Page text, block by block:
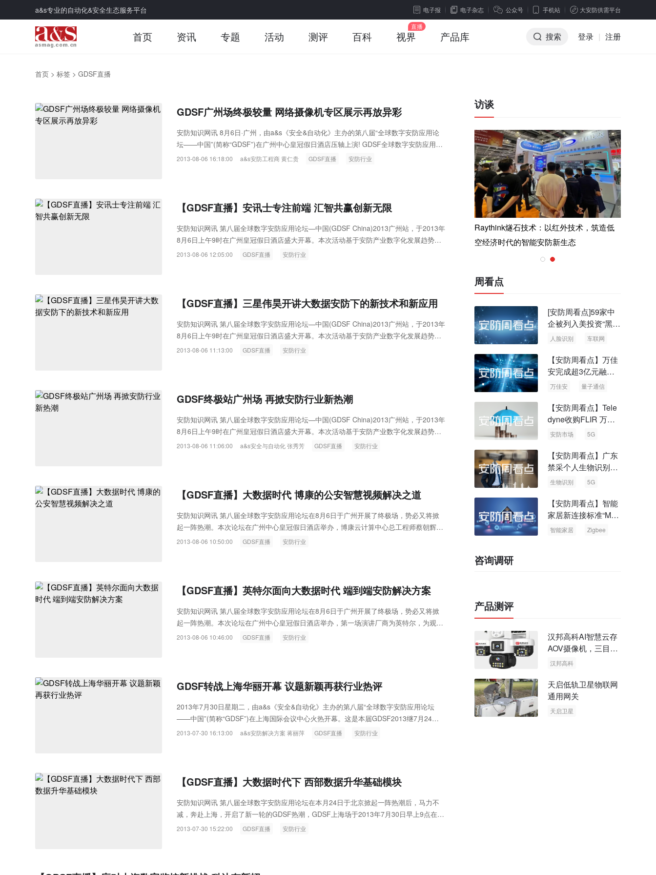
a&s专业的自动化&安全生态服务平台 电子报 电子杂志 公众号 手机站 大安防供需平台
首页 资讯 专题 活动 测评 百科 视界 产品库 搜索 登录 | 注册
首页 > 标签 > GDSF直播
GDSF广州场终极较量 网络摄像机专区展示再放异彩
安防知识网讯 8月6日·广州，由a&s《安全&自动化》主办的第八届“全球数字安防应用论
坛——中国”(简称“GDSF”)在广州中心皇冠假日酒店压轴上演! GDSF全球数字安防应用论
坛自北京、上海两站成功举办以来，备受好评，而本次广州站亦同样反响热烈。
2013-08-06 16:18:00 a&s安防工程商 黄仁贵 GDSF直播 安防行业
【GDSF直播】安讯士专注前端 汇智共赢创新无限
安防知识网讯 第八届全球数字安防应用论坛—中国(GDSF China)2013广州站，于2013年
8月6日上午9时在广州皇冠假日酒店盛大开幕。本次活动基于安防产业数字化发展趋势，
聚集产业内的佼佼者，面向 各个行业用户、集成商/工程商、设备供应商等，为其提供最
2013-08-06 12:05:00 GDSF直播 安防行业
【GDSF直播】三星伟昊开讲大数据安防下的新技术和新应用
安防知识网讯 第八届全球数字安防应用论坛—中国(GDSF China)2013广州站，于2013年
8月6日上午9时在广州皇冠假日酒店盛大开幕。本次活动基于安防产业数字化发展趋势，
聚集产业内的佼佼者，面向各个行业用户、集成商/工程商、设备供应商等，为其提供最新
2013-08-06 11:13:00 GDSF直播 安防行业
GDSF终极站广州场 再掀安防行业新热潮
安防知识网讯 第八届全球数字安防应用论坛—中国(GDSF China)2013广州站，于2013年
8月6日上午9时在广州皇冠假日酒店盛大开幕。本次活动基于安防产业数字化发展趋势，
聚集产业内的佼佼者，面向各个行业用户、集成商/工程商、设备供应商等，为其提供最新
2013-08-06 11:06:00 a&s安全与自动化 张秀芳 GDSF直播 安防行业
【GDSF直播】大数据时代 博康的公安智慧视频解决之道
安防知识网讯 第八届全球数字安防应用论坛在8月6日于广州开展了终极场，势必又将掀
起一阵热潮。本次论坛在广州中心皇冠假日酒店举办，博康云计算中心总工程师蔡朝辉为
大家演讲《大数据时代的公安智慧视频解决之道》，讲述如何抓住大数据的商机。
2013-08-06 10:50:00 GDSF直播 安防行业
【GDSF直播】英特尔面向大数据时代 端到端安防解决方案
安防知识网讯 第八届全球数字安防应用论坛在8月6日于广州开展了终极场，势必又将掀
起一阵热潮。本次论坛在广州中心皇冠假日酒店举办，第一场演讲厂商为英特尔，为观众
带来《大数据时代，英特尔提出的端到端安防解决方案》。
2013-08-06 10:46:00 GDSF直播 安防行业
GDSF转战上海华丽开幕 议题新颖再获行业热评
2013年7月30日星期二，由a&s《安全&自动化》主办的第八届“全球数字安防应用论坛
——中国”(简称“GDSF”)在上海国际会议中心火热开幕。这是本届GDSF2013继7月24日
首场北京站后的第二场巡演战，现场火爆程度有增无减。
2013-07-30 16:13:00 a&s安防解决方案 蒋丽萍 GDSF直播 安防行业
【GDSF直播】大数据时代下 西部数据升华基础模块
安防知识网讯 第八届全球数字安防应用论坛在本月24日于北京掀起一阵热潮后，马力不
减，奔赴上海，开启了新一轮的GDSF热潮，GDSF上海场于2013年7月30日早上9点在上
海国际会议中心正式开始。
2013-07-30 15:22:00 GDSF直播 安防行业
访谈
Raythink燧石技术：以红外技术，筑造低
空经济时代的智能安防新生态
智联航空：无人机赋能应急救援与医疗运
输行业创新
Raythink燧石技术：以红外技术，筑造低
空经济时代的智能安防新生态
周看点
[安防周看点]59家中
企被列入美投资“黑名
单” 中国信通院启动
人脸识别 车联网
【安防周看点】万佳
安完成超3亿元融资
国内首批量子通信标
万佳安 量子通信
【安防周看点】Tele
dyne收购FLIR 万物
云新品牌“万御安防”
安防市场 5G
【安防周看点】广东
禁采个人生物识别信
息 中国5G基站占全
生物识别 5G
【安防周看点】智能
家居新连接标准“Matt
er” Zigbee联盟更名
智能家居 Zigbee
咨询调研
产品测评
汉邦高科AI智慧云存
AOV摄像机，三目太
阳能多摄球机
汉邦高科
太阳能多摄球机
天启低轨卫星物联网
通用网关
天启卫星